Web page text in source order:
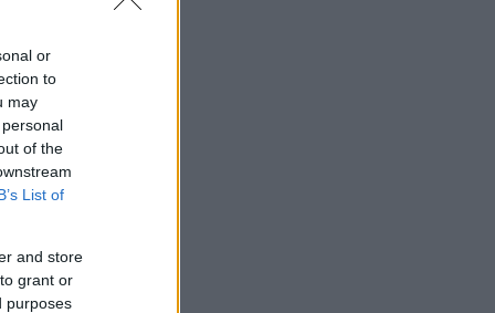
or
to
may
of the
List of
and store
grant or
purposes